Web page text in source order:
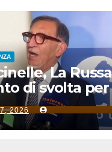
La Russa
di svolta per
sul
2026